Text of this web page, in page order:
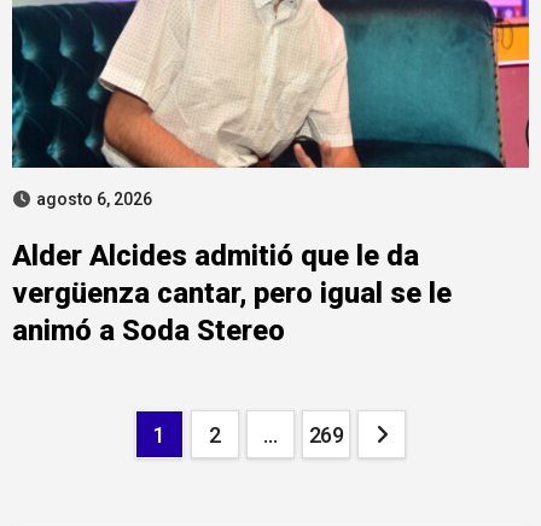
agosto 6, 2026
Alder Alcides admitió que le da
vergüenza cantar, pero igual se le
animó a Soda Stereo
Paginación
1 2 … 269